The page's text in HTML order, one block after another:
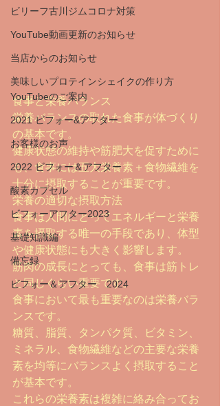
ビリーフ古川ジムコロナ対策
YouTube動画更新のお知らせ
当店からのお知らせ
美味しいプロテインシェイクの作り方
YouTubeのご案内
2021 ビフォー&アフター
お客様のお声
2022 ビフォー＆アフター
酸素カプセル
ビフォーアフター2023
基礎知識編
備忘録
ビフォー＆アフター 2024
食事と栄養バランス
栄養バランスの取れた食事が体づくり
の基本です。
健康状態の維持や筋肥大を促すために
も、食事には五大栄養素＋食物繊維を
十分に摂取することが重要です。
栄養の適切な摂取方法
食事は人間にとってエネルギーと栄養
素を摂取する唯一の手段であり、体型
や健康状態にも大きく影響します。
筋肉の成長にとっても、食事は筋トレ
と同じぐらい重要です。
食事において最も重要なのは栄養バラ
ンスです。
糖質、脂質、タンパク質、ビタミン、
ミネラル、食物繊維などの主要な栄養
素を均等にバランスよく摂取すること
が基本です。
これらの栄養素は複雑に絡み合ってお